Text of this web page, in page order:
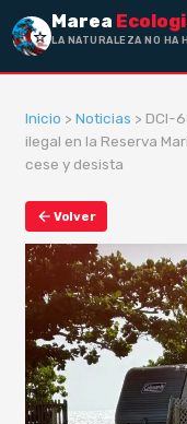
Marea
LA NATURALEZA NO HA
Inicio > Noticias > DCI-
ilegal en la Reserva
cese y desista
Volver